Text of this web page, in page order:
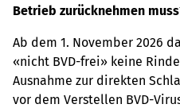
Betrieb zurücknehmen
Ab dem 1. November 2026
«nicht BVD-frei» keine
Ausnahme zur direkten
vor dem Verstellen BVD-